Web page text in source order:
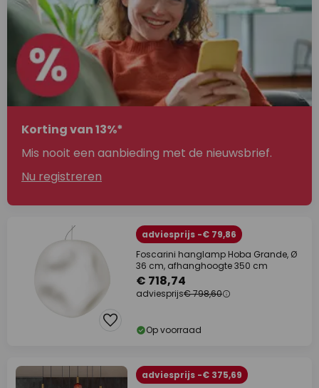
Korting van 13%*
Mis nooit een aanbieding met de nieuwsbrief.
Nu registreren
adviesprijs -€ 79,86
Foscarini hanglamp Hoba Grande, Ø
36 cm, afhanghoogte 350 cm
€ 718,74
adviesprijs€ 798,60
Op voorraad
adviesprijs -€ 375,69